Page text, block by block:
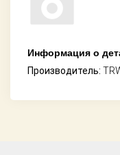
Информация о
Производитель: